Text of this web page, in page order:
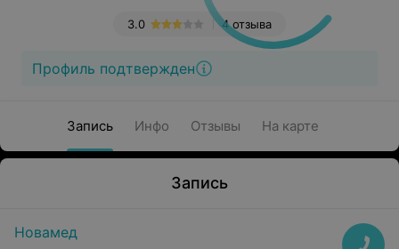
4 отзыва
3.0
Профиль подтвержден
Запись Инфо Отзывы На карте
Запись
Новамед